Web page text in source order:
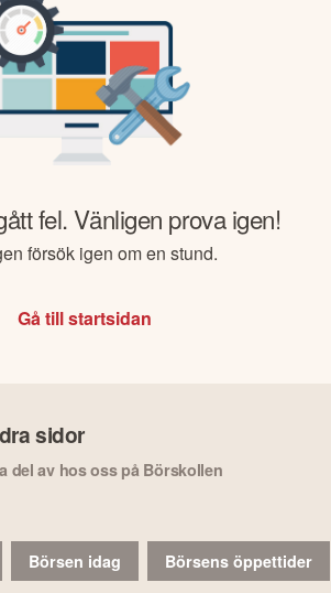
fel. Vänligen prova igen!
försök igen om en stund.
Gå till startsidan
sidor
del av hos oss på Börskollen
Börsen idag Börsens öppettider